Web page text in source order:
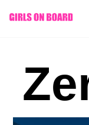
conteúdo